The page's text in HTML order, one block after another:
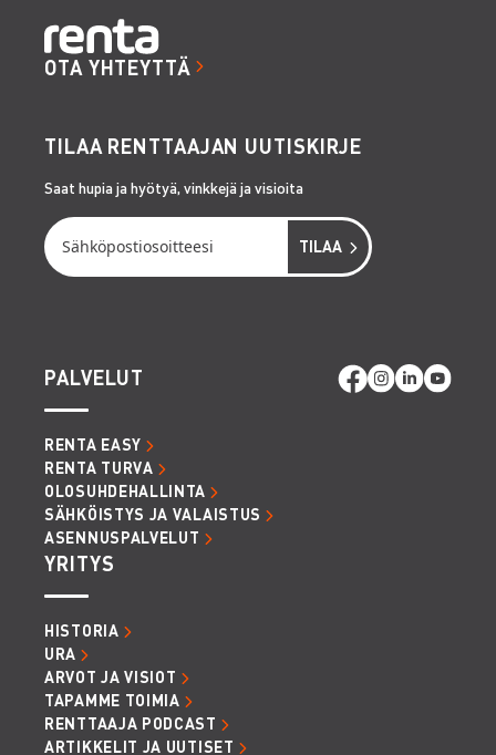
OTA YHTEYTTÄ
TILAA RENTTAAJAN UUTISKIRJE
Saat hupia ja hyötyä, vinkkejä ja visioita
PALVELUT
RENTA EASY
RENTA TURVA
OLOSUHDEHALLINTA
SÄHKÖISTYS JA VALAISTUS
ASENNUSPALVELUT
YRITYS
HISTORIA
URA
ARVOT JA VISIOT
TAPAMME TOIMIA
RENTTAAJA PODCAST
ARTIKKELIT JA UUTISET